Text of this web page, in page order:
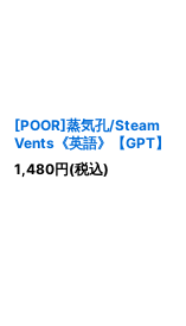
[POOR]蒸気孔/Steam
Vents《英語》【GPT】
1,480円(税込)